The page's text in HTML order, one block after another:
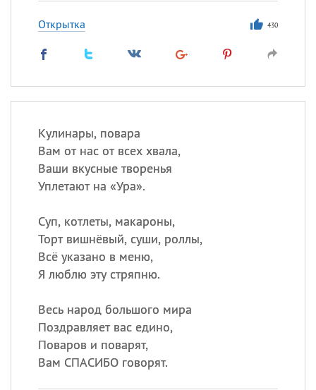
Открытка 430
Кулинары, повара
Вам от нас от всех хвала,
Ваши вкусные творенья
Уплетают на «Ура».
Суп, котлеты, макароны,
Торт вишнёвый, суши, роллы,
Всё указано в меню,
Я люблю эту стряпню.
Весь народ большого мира
Поздравляет вас едино,
Поваров и поварят,
Вам СПАСИБО говорят.